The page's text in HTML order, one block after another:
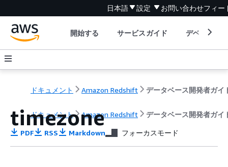
日本語 設定 お問い合わせフィー
開始する サービスガイド デベロッパ
ドキュメント Amazon Redshift データベース開発者ガイ
ドキュメント Amazon Redshift データベース開発者ガイ
timezone
PDF RSS Markdown フォーカスモード